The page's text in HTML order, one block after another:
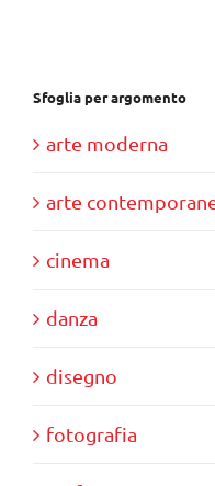
Sfoglia per argomento
arte moderna
arte
cinema
danza
disegno
fotografia